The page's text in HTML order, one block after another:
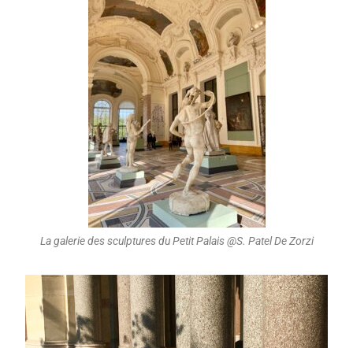
La galerie des sculptures du Petit Palais @S. Patel De Zorzi